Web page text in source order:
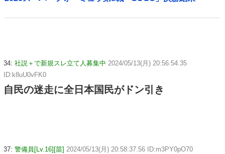
34: 社説＋で新規スレ立て人募集中 2024/05/13(月) 20:56:54.35
ID:k8uU0vFK0
自民の迷走に全日本国民がドン引き
37: 警備員[Lv.16][苗] 2024/05/13(月) 20:58:37.56 ID:m3PY0pO70